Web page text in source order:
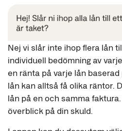
Nej vi slår inte ihop flera lån
individuell bedömning av
en ränta på varje lån
lån kan alltså få olika räntor.
lån på en och samma
överblick på din skuld.